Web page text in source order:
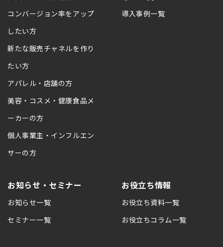
コンバージョン率をアップ
したい方
新たな販売チャネルを作り
たい方
アパレル・店舗の方
美容・コスメ・健康食品メ
ーカーの方
個人事業主・インフルエン
サーの方
導入事例一覧
お知らせ・セミナー
お知らせ一覧
セミナー一覧
お役立ち情報
お役立ち資料一覧
お役立ちコラム一覧